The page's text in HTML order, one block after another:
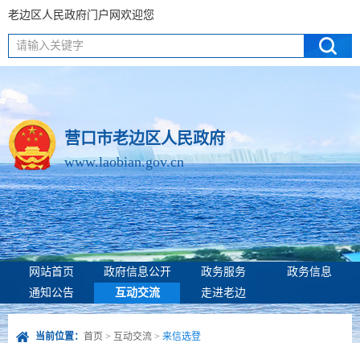
老边区人民政府门户网欢迎您
请输入关键字
营口市老边区人民政府
www.laobian.gov.cn
网站首页 政府信息公开 政务服务
政务信息
通知公告
互动交流 走进老边
当前位置： 首页 > 互动交流 > 来信选登